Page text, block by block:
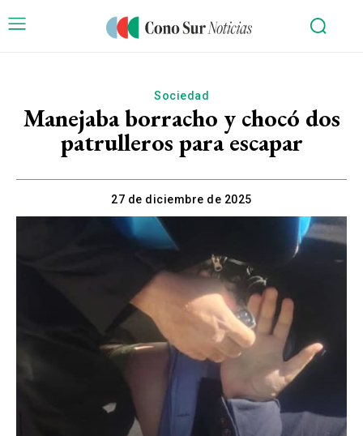
Sociedad
Manejaba borracho y chocó dos
patrulleros para escapar
27 de diciembre de 2025